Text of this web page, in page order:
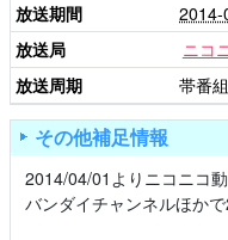
放送期間
2014-
放送局
ニコ
放送周期
帯番組
その他補足情報
2014/04/01よりニコニコ動
バンダイチャンネルほか